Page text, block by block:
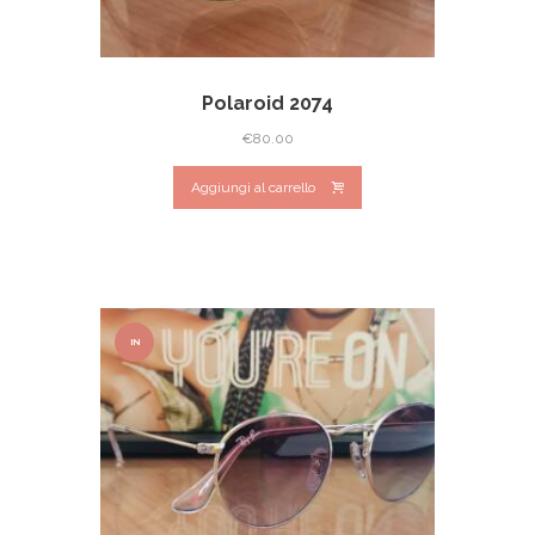
Polaroid 2074
€80.00
Aggiungi al carrello
IN
OFFER